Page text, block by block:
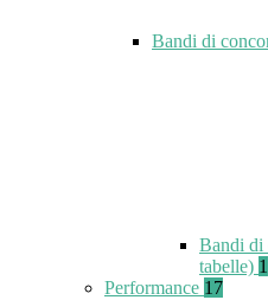
Bandi di
Bandi di
tabelle) 1
Performance 17